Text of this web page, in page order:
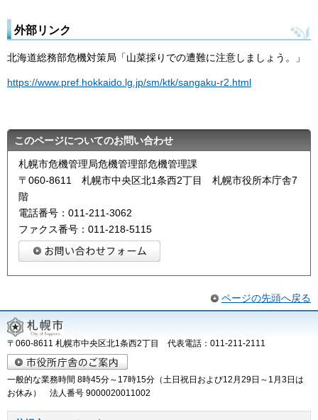
外部リンク
北海道総務部危機対策局「山菜採りでの遭難に注意しましょう。」
https://www.pref.hokkaido.lg.jp/sm/ktk/sangaku-r2.html
このページについてのお問い合わせ
札幌市危機管理局危機管理部危機管理課
〒060-8611 札幌市中央区北1条西2丁目 札幌市役所本庁舎7
階
電話番号：011-211-3062
ファクス番号：011-218-5115
ページの先頭へ戻る
〒060-8611 札幌市中央区北1条西2丁目 代表電話：011-211-2111
一般的な業務時間 8時45分～17時15分（土日祝日および12月29日～1月3日は
お休み） 法人番号 9000020011002